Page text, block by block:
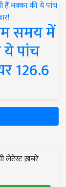
समय में
ये पांच
126.6
लेटेस्ट ख़बरें